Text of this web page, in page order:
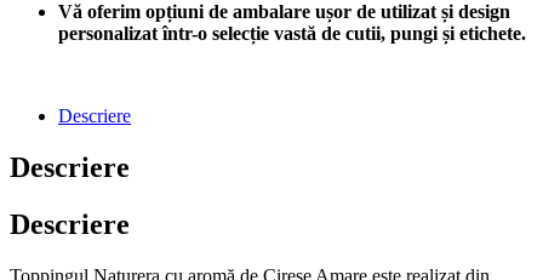
Topping
Vă oferim opțiuni de ambalare ușor de utilizat și design
personalizat într-o selecție vastă de cutii, pungi și etichete.
Descriere
Descriere
Descriere
Toppingul Naturera cu aromă de Cireșe Amare este realizat din